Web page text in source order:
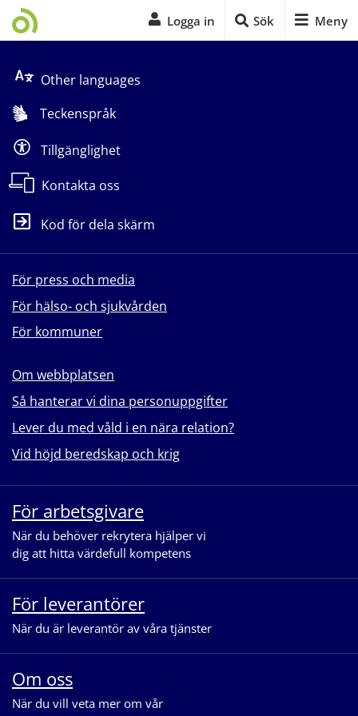
Logga in Sök Meny
Other languages
Teckenspråk
Tillgänglighet
Kontakta oss
Kod för dela skärm
För press och media
För hälso- och sjukvården
För kommuner
Om webbplatsen
Så hanterar vi dina personuppgifter
Lever du med våld i en nära relation?
Vid höjd beredskap och krig
För arbetsgivare
När du behöver rekrytera hjälper vi
dig att hitta värdefull kompetens
För leverantörer
När du är leverantör av våra tjänster
Om oss
När du vill veta mer om vår